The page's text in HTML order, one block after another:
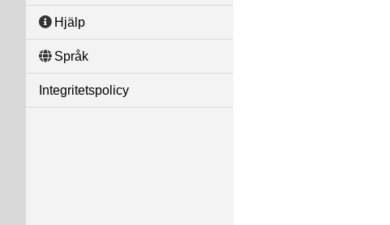
Hjälp
Språk
Integritetspolicy